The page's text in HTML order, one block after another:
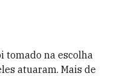
tomado na escolha
atuaram. Mais de